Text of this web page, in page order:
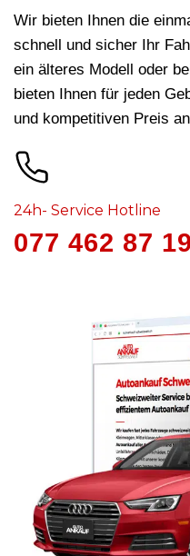
Wir bieten Ihnen die
schnell und sicher Ihr
ein älteres Modell oder
bieten Ihnen für jeden
und kompetitiven Preis
24h- Service Hotline
077 462 87 19